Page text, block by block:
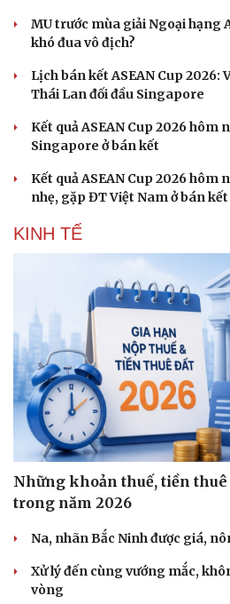
Sức khỏe
Cây thuốc
Sản phụ khoa
Nam khoa
Làm đẹp - giảm cân
Ăn sạch sống khỏe
MU trước mùa giải Ngoại hạng
khó đua vô địch?
Lịch bán kết ASEAN Cup 2026:
Thái Lan đối đầu Singapore
Kết quả ASEAN Cup 2026 hôm
Singapore ở bán kết
Kết quả ASEAN Cup 2026 hôm
nhẹ, gặp ĐT Việt Nam ở bán kết
KINH TẾ
Những khoản thuế, tiền thuê
trong năm 2026
Na, nhãn Bắc Ninh được giá,
Xử lý đến cùng vướng mắc,
vòng